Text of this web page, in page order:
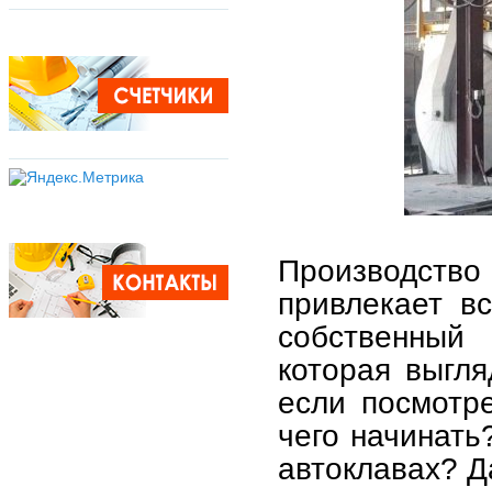
привлекает
которая
если
чего
автоклавах?